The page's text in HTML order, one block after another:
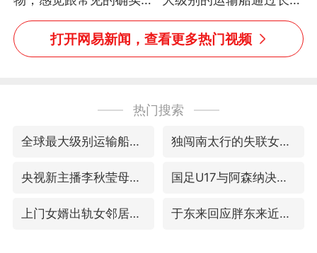
些不一样
大桥这一幕，太震撼了！
打开网易新闻，查看更多热门视频
热门搜索
全球最大级别运输船通过长江大桥 独闯南太行的失联女生最后轨迹已确认
央视新主播李秋莹母校发文祝贺 国足U17与阿森纳决赛取消 并列冠军
上门女婿出轨女邻居多年被判重婚罪 于东来回应胖东来近25年老店年底关闭